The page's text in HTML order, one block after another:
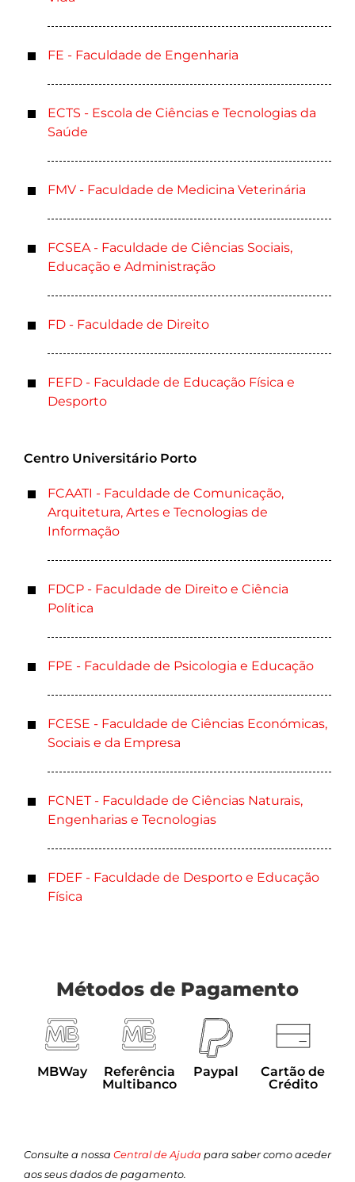
FE - Faculdade de Engenharia
ECTS - Escola de Ciências e Tecnologias da
Saúde
FMV - Faculdade de Medicina Veterinária
FCSEA - Faculdade de Ciências Sociais,
Educação e Administração
FD - Faculdade de Direito
FEFD - Faculdade de Educação Física e
Desporto
Centro Universitário Porto
FCAATI - Faculdade de Comunicação,
Arquitetura, Artes e Tecnologias de
Informação
FDCP - Faculdade de Direito e Ciência
Política
FPE - Faculdade de Psicologia e Educação
FCESE - Faculdade de Ciências Económicas,
Sociais e da Empresa
FCNET - Faculdade de Ciências Naturais,
Engenharias e Tecnologias
FDEF - Faculdade de Desporto e Educação
Física
Métodos de Pagamento
MBWay
Referência
Multibanco
Paypal
Cartão de
Crédito
Consulte a nossa Central de Ajuda para saber como aceder
aos seus dados de pagamento.